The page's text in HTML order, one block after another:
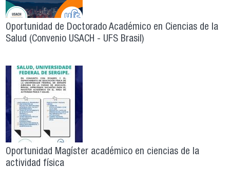
Oportunidad de Doctorado Académico en Ciencias de la
Salud (Convenio USACH - UFS Brasil)
Oportunidad Magíster académico en ciencias de la
actividad física